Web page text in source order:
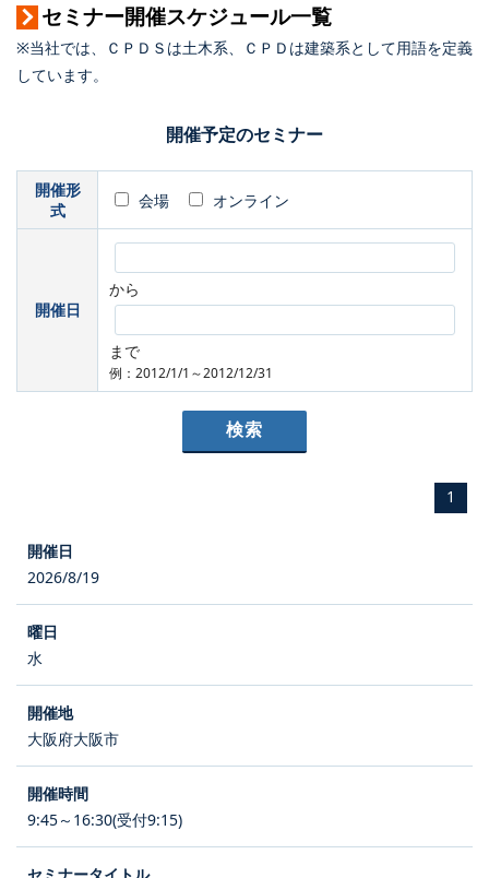
セミナー開催スケジュール一覧
※当社では、ＣＰＤＳは土木系、ＣＰＤは建築系として用語を定義
しています。
開催予定のセミナー
開催形
式
会場 オンライン
開催日
から
まで
例：2012/1/1～2012/12/31
1
2026/8/19
水
大阪府大阪市
9:45～16:30(受付9:15)